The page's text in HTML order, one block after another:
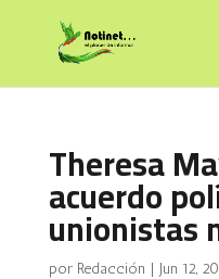
Theresa
acuerdo
unionistas
por Redacción | Jun 12,